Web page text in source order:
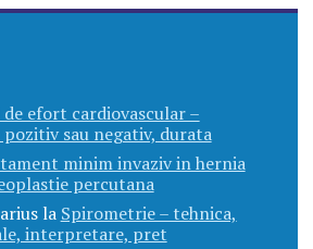
efort cardiovascular –
sau negativ, durata
minim invaziv in hernia
percutana
la Spirometrie – tehnica,
interpretare, pret